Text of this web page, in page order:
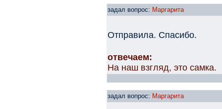
задал вопрос: Маргарита
Отправила. Спасибо.
отвечаем:
На наш взгляд, это самка.
задал вопрос: Маргарита